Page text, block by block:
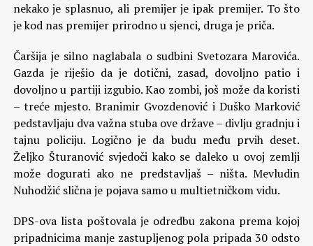
nekako je splasnuo, ali premijer je ipak premijer. To što
je kod nas premijer prirodno u sjenci, druga je priča.
Čaršija je silno naglabala o sudbini Svetozara Marovića.
Gazda je riješio da je dotični, zasad, dovoljno patio i
dovoljno u partiji izgubio. Kao zombi, još može da koristi
– treće mjesto. Branimir Gvozdenović i Duško Marković
pedstavljaju dva važna stuba ove države – divlju gradnju i
tajnu policiju. Logično je da budu među prvih deset.
Željko Šturanović svjedoči kako se daleko u ovoj zemlji
može dogurati ako ne predstavljaš – ništa. Mevludin
Nuhodžić slična je pojava samo u multietničkom vidu.
DPS-ova lista poštovala je odredbu zakona prema kojoj
pripadnicima manje zastupljenog pola pripada 30 odsto